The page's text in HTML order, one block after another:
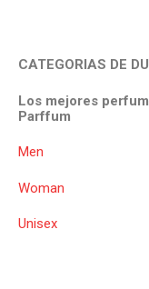
CATEGORIAS DE
Los mejores
Parffum
Men
Woman
Unisex